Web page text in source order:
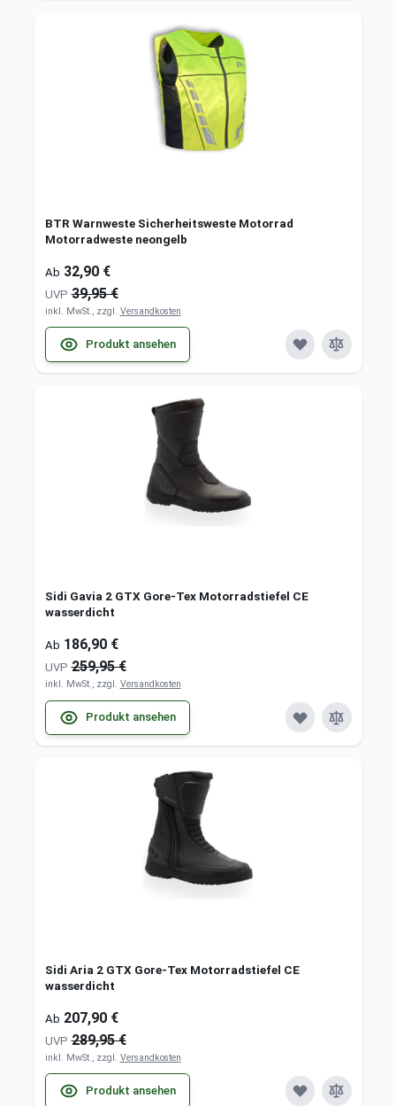
BTR Warnweste Sicherheitsweste Motorrad
Motorradweste neongelb
Ab 32,90 €
UVP 39,95 €
inkl. MwSt., zzgl. Versandkosten
Produkt ansehen
Sidi Gavia 2 GTX Gore-Tex Motorradstiefel CE
wasserdicht
Ab 186,90 €
UVP 259,95 €
inkl. MwSt., zzgl. Versandkosten
Produkt ansehen
Sidi Aria 2 GTX Gore-Tex Motorradstiefel CE
wasserdicht
Ab 207,90 €
UVP 289,95 €
inkl. MwSt., zzgl. Versandkosten
Produkt ansehen